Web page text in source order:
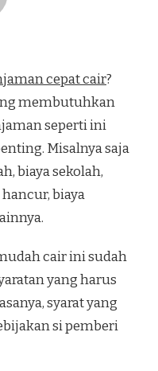
cepat cair?
membutuhkan
seperti ini
Misalnya saja
biaya sekolah,
biaya
cair ini sudah
yang harus
syarat yang
si pemberi